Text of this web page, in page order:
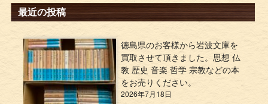
最近の投稿
徳島県のお客様から岩波文庫を
買取させて頂きました。思想 仏
教 歴史 音楽 哲学 宗教などの本
をお売りください。
2026年7月18日